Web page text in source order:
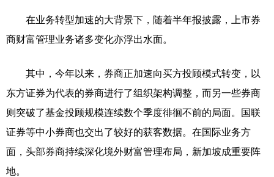
在业务转型加速的大背景下，随着半年报披露，上市券
商财富管理业务诸多变化亦浮出水面。
其中，今年以来，券商正加速向买方投顾模式转变，以
东方证券为代表的券商进行了组织架构调整，而另一些券商
则突破了基金投顾规模连续数个季度徘徊不前的局面。国联
证券等中小券商也交出了较好的获客数据。在国际业务方
面，头部券商持续深化境外财富管理布局，新加坡成重要阵
地。